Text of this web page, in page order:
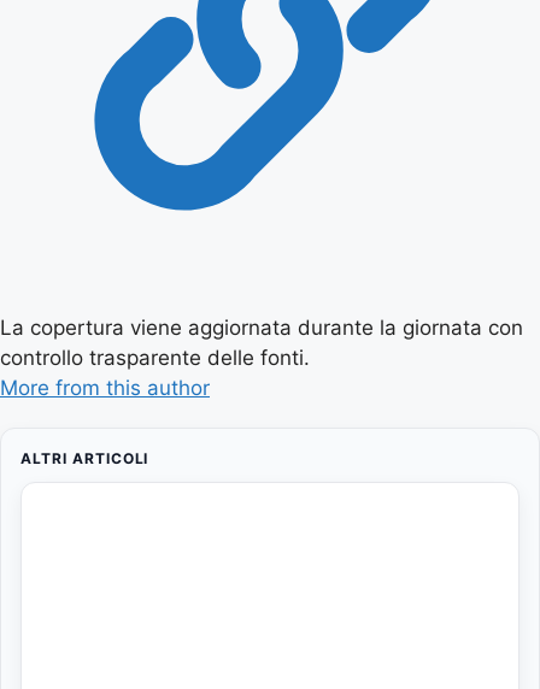
La copertura viene aggiornata durante la giornata con
controllo trasparente delle fonti.
More from this author
ALTRI ARTICOLI